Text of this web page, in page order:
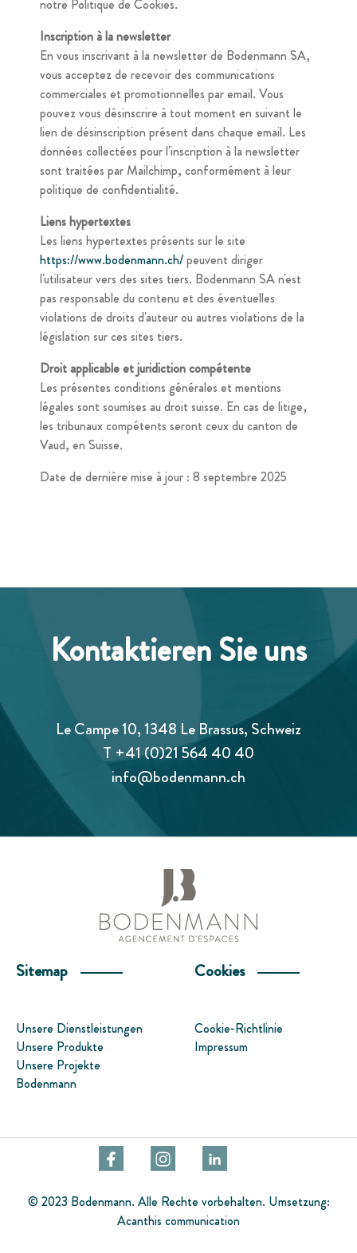
notre Politique de Cookies.
Inscription à la newsletter
En vous inscrivant à la newsletter de Bodenmann SA,
vous acceptez de recevoir des communications
commerciales et promotionnelles par email. Vous
pouvez vous désinscrire à tout moment en suivant le
lien de désinscription présent dans chaque email. Les
données collectées pour l'inscription à la newsletter
sont traitées par Mailchimp, conformément à leur
politique de confidentialité.
Liens hypertextes
Les liens hypertextes présents sur le site
https://www.bodenmann.ch/peuvent diriger
l'utilisateur vers des sites tiers. Bodenmann SA n'est
pas responsable du contenu et des éventuelles
violations de droits d'auteur ou autres violations de la
législation sur ces sites tiers.
Droit applicable et juridiction compétente
Les présentes conditions générales et mentions
légales sont soumises au droit suisse. En cas de litige,
les tribunaux compétents seront ceux du canton de
Vaud, en Suisse.
Date de dernière mise à jour : 8 septembre 2025
Kontaktieren Sie uns
Le Campe 10, 1348 Le Brassus, Schweiz
T +41 (0)21 564 40 40
info@bodenmann.ch
Sitemap
Unsere Dienstleistungen
Unsere Produkte
Unsere Projekte
Bodenmann
Cookies
Cookie-Richtlinie
Impressum
© 2023 Bodenmann. Alle Rechte vorbehalten. Umsetzung:
Acanthis communication